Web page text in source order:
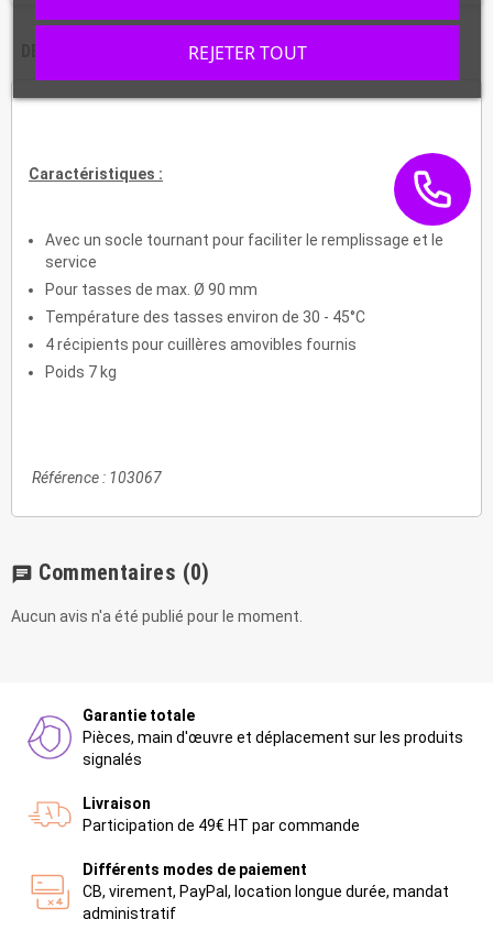
CARACTÉRISTIQUES
Caractéristiques :
Avec un socle tournant pour faciliter le remplissage et le
service
Pour tasses de max. Ø 90 mm
Température des tasses environ de 30 - 45°C
4 récipients pour cuillères amovibles fournis
Poids 7 kg
Référence : 103067
chat Commentaires (0)
Aucun avis n'a été publié pour le moment.
Garantie totale
Pièces, main d'œuvre et déplacement sur les produits
signalés
Livraison
Participation de 49€ HT par commande
Différents modes de paiement
CB, virement, PayPal, location longue durée, mandat
administratif
REJETER TOUT